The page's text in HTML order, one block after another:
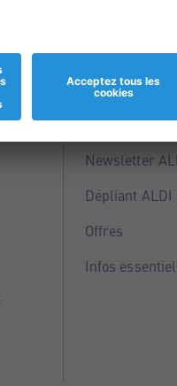
Service
Points ALDI
Newsletter
Dépliant
Offres
Infos